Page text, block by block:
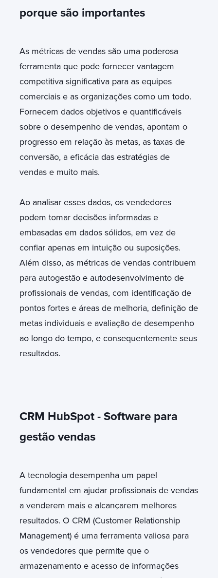
porque são importantes
As métricas de vendas são uma poderosa
ferramenta que pode fornecer vantagem
competitiva significativa para as equipes
comerciais e as organizações como um todo.
Fornecem dados objetivos e quantificáveis
sobre o desempenho de vendas, apontam o
progresso em relação às metas, as taxas de
conversão, a eficácia das estratégias de
vendas e muito mais.
Ao analisar esses dados, os vendedores
podem tomar decisões informadas e
embasadas em dados sólidos, em vez de
confiar apenas em intuição ou suposições.
Além disso, as métricas de vendas contribuem
para autogestão e autodesenvolvimento de
profissionais de vendas, com identificação de
pontos fortes e áreas de melhoria, definição de
metas individuais e avaliação de desempenho
ao longo do tempo, e consequentemente seus
resultados.
CRM HubSpot - Software para
gestão vendas
A tecnologia desempenha um papel
fundamental em ajudar profissionais de vendas
a venderem mais e alcançarem melhores
resultados. O CRM (Customer Relationship
Management) é uma ferramenta valiosa para
os vendedores que permite que o
armazenamento e acesso de informações